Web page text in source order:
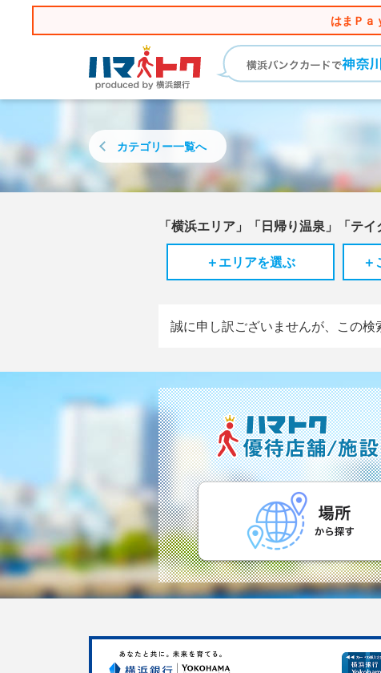
はまＰａ
カテゴリー一覧へ
「横浜エリア」「日帰り温泉」「テ
＋エリアを選ぶ
＋
誠に申し訳ございませんが、この検